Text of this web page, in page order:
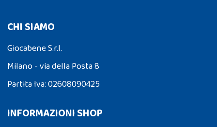
CHI SIAMO
Giocabene S.r.l.
Milano - via della Posta 8
Partita Iva: 02608090425
INFORMAZIONI SHOP